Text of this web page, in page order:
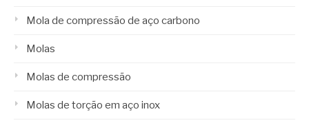
Mola de compressão de aço carbono
Molas
Molas de compressão
Molas de torção em aço inox